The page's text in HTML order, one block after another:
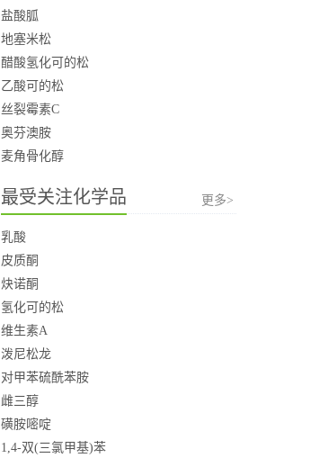
盐酸胍
地塞米松
醋酸氢化可的松
乙酸可的松
丝裂霉素C
奥芬澳胺
麦角骨化醇
最受关注化学品 更多>
乳酸
皮质酮
炔诺酮
氢化可的松
维生素A
泼尼松龙
对甲苯硫酰苯胺
雌三醇
磺胺嘧啶
1,4-双(三氯甲基)苯